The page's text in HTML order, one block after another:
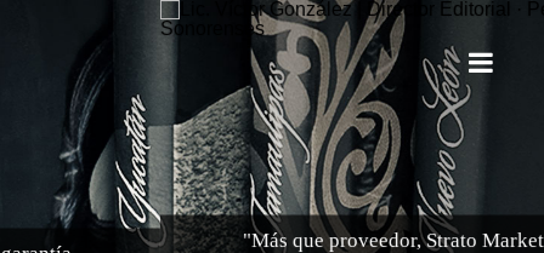
"Más que proveedor, Strato Marketing es un